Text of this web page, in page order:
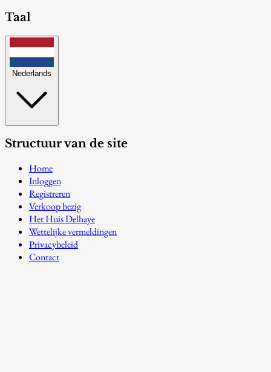
Taal
Nederlands
Structuur van de site
Home
Inloggen
Registreren
Verkoop bezig
Het Huis Delhaye
Wettelijke vermeldingen
Privacybeleid
Contact